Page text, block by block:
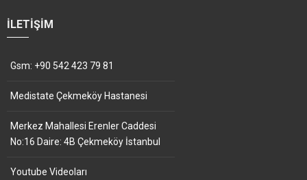
İLETIŞIM
Gsm: +90 542 423 79 81
Medistate Çekmeköy Hastanesi
Merkez Mahallesi Erenler Caddesi
No:16 Daire: 4B Çekmeköy İstanbul
Youtube Videoları